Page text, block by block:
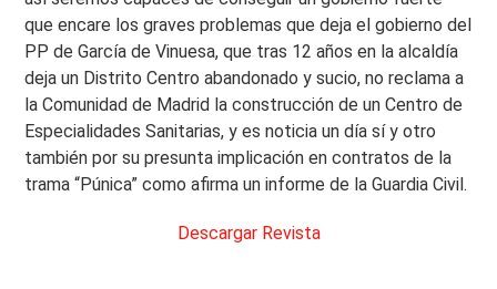
que encare los graves problemas que deja el gobierno del
PP de García de Vinuesa, que tras 12 años en la alcaldía
deja un Distrito Centro abandonado y sucio, no reclama a
la Comunidad de Madrid la construcción de un Centro de
Especialidades Sanitarias, y es noticia un día sí y otro
también por su presunta implicación en contratos de la
trama “Púnica” como afirma un informe de la Guardia Civil.
Descargar Revista